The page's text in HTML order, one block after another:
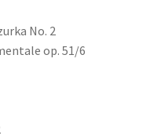
No. 2
op. 51/6